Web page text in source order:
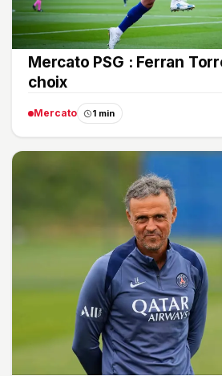
Mercato PSG : Ferran
choix
Mercato 1 min